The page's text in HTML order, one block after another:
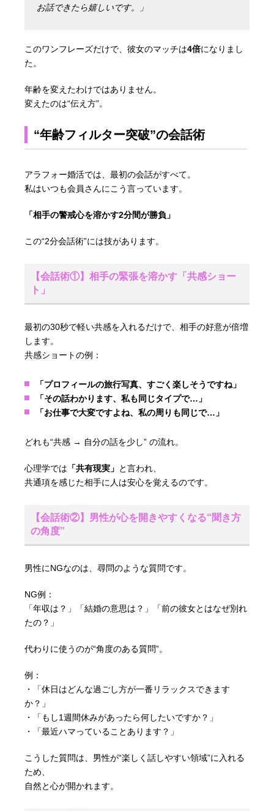
お話できたら嬉しいです。」
このワンフレーズだけで、彼女のマッチは4倍になりまし
た。
年齢を変えたわけではありません。
変えたのは“伝え方”。
“年齢フィルター突破”の会話術
アラフォー婚活では、最初の会話がすべて。
私はいつも会員さんにこう言っています。
「相手の警戒心を溶かす2分間が勝負」
この“2分会話術”には技があります。
【会話術①】相手の緊張を溶かす「共感ショー
ト」
最初の30秒で軽い共感を入れるだけで、相手の好意が倍増
します。
共感ショートの例：
「プロフィールの旅行写真、すごく楽しそうですね」
「その話わかります、私も同じタイプで…」
「お仕事で大変ですよね、私の周りも同じで…」
どれも“共感 → 自分の話を少し” の流れ。
心理学では 「共有現実」 と言われ、
共通項を感じた相手に人は安心を覚えるのです。
【会話術②】男性が心を開きやすくなる“聞き方
の角度”
男性にNGなのは、尋問のような質問です。
NG例：
「年収は？」「結婚の意思は？」「前の彼女とはなぜ別れ
たの？」
代わりに使うのが“角度のある質問”。
例：
・「休日はどんな過ごし方が一番リラックスできます
か？」
・「もし1週間休みがあったら何したいですか？」
・「最近ハマっていることあります？」
こうした質問は、男性が“楽しく話しやすい領域”に入れる
ため、
自然と心が開かれます。